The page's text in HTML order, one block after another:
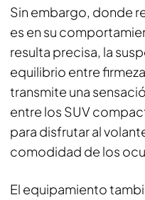
Sin embargo, donde
es en su
resulta precisa, la
equilibrio entre
transmite una
entre los SUV
para disfrutar al
comodidad de los
El equipamiento